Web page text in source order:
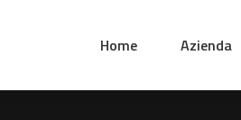
Home Azienda